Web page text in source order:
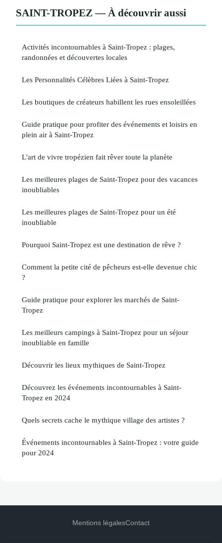
SAINT-TROPEZ — À découvrir aussi
Activités incontournables à Saint-Tropez : plages,
randonnées et découvertes locales
Les Personnalités Célèbres Liées à Saint-Tropez
Les boutiques de créateurs habillent les rues ensoleillées
Guide pratique pour profiter des événements et loisirs en
plein air à Saint-Tropez
L'art de vivre tropézien fait rêver toute la planète
Les meilleures plages de Saint-Tropez pour des vacances
inoubliables
Les meilleures plages de Saint-Tropez pour un été
inoubliable
Pourquoi Saint-Tropez est une destination de rêve ?
Comment la petite cité de pêcheurs est-elle devenue chic
?
Guide pratique pour explorer les marchés de Saint-
Tropez
Les meilleurs campings à Saint-Tropez pour un séjour
inoubliable en famille
Découvrir les lieux mythiques de Saint-Tropez
Découvrez les événements incontournables à Saint-
Tropez en 2024
Quels secrets cache le mythique village des artistes ?
Événements incontournables à Saint-Tropez : votre guide
pour 2024
Mentions légalesContact